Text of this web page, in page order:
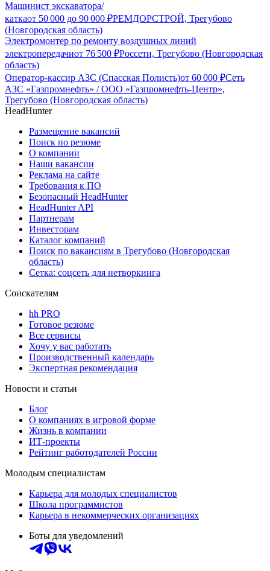
Машинист экскаватора/
каткаот 50 000 до 90 000 ₽РЕМДОРСТРОЙ, Трегубово
(Новгородская область)
Электромонтер по ремонту воздушных линий
электропередачиот 76 500 ₽Россети, Трегубово (Новгородская
область)
Оператор-кассир АЗС (Спасская Полисть)от 60 000 ₽Сеть
АЗС «Газпромнефть» / ООО «Газпромнефть-Центр»,
Трегубово (Новгородская область)
HeadHunter
Размещение вакансий
Поиск по резюме
О компании
Наши вакансии
Реклама на сайте
Требования к ПО
Безопасный HeadHunter
HeadHunter API
Партнерам
Инвесторам
Каталог компаний
Поиск по вакансиям в Трегубово (Новгородская
область)
Сетка: соцсеть для нетворкинга
Соискателям
hh PRO
Готовое резюме
Все сервисы
Хочу у вас работать
Производственный календарь
Экспертная рекомендация
Новости и статьи
Блог
О компаниях в игровой форме
Жизнь в компании
ИТ-проекты
Рейтинг работодателей России
Молодым специалистам
Карьера для молодых специалистов
Школа программистов
Карьера в некоммерческих организациях
Боты для уведомлений